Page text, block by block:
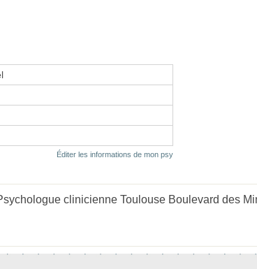
Éditer les informations de mon psy
clinicienne Toulouse Boulevard des